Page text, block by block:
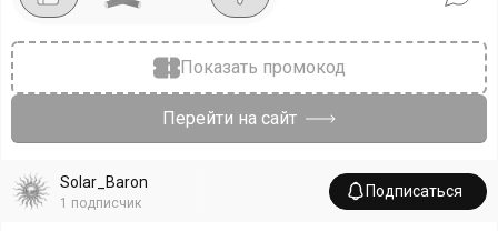
Показать промокод
Перейти на сайт
Solar_Baron
1 подписчик
Подписаться